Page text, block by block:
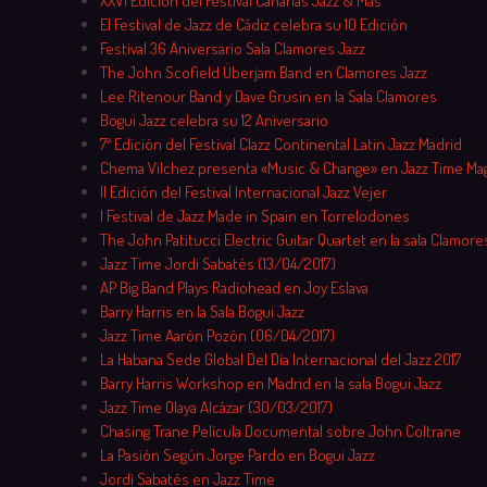
El Festival de Jazz de Cádiz celebra su 10 Edición
Festival 36 Aniversario Sala Clamores Jazz
The John Scofield Überjam Band en Clamores Jazz
Lee Ritenour Band y Dave Grusin en la Sala Clamores
Bogui Jazz celebra su 12 Aniversario
7ª Edición del Festival Clazz Continental Latin Jazz Madrid
Chema Vilchez presenta «Music & Change» en Jazz Time
II Edición del Festival Internacional Jazz Vejer
I Festival de Jazz Made in Spain en Torrelodones
The John Patitucci Electric Guitar Quartet en la sala
Jazz Time Jordi Sabatés (13/04/2017)
AP Big Band Plays Radiohead en Joy Eslava
Barry Harris en la Sala Bogui Jazz
Jazz Time Aarón Pozón (06/04/2017)
La Habana Sede Global Del Día Internacional del Jazz 2017
Barry Harris Workshop en Madrid en la sala Bogui Jazz
Jazz Time Olaya Alcázar (30/03/2017)
Chasing Trane Película Documental sobre John Coltrane
La Pasión Según Jorge Pardo en Bogui Jazz
Jordi Sabatés en Jazz Time